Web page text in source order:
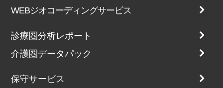
WEBジオコーディングサービス
診療圏分析レポート
介護圏データパック
保守サービス